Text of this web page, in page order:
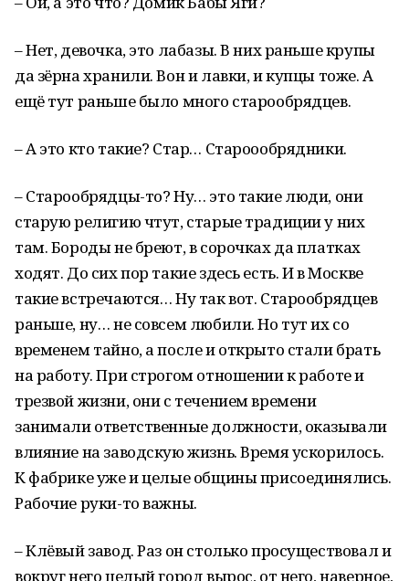
– Нет, девочка, это лабазы. В них раньше крупы
да зёрна хранили. Вон и лавки, и купцы тоже. А
ещё тут раньше было много старообрядцев.
– А это кто такие? Стар… Староообрядники.
– Старообрядцы-то? Ну… это такие люди, они
старую религию чтут, старые традиции у них
там. Бороды не бреют, в сорочках да платках
ходят. До сих пор такие здесь есть. И в Москве
такие встречаются… Ну так вот. Старообрядцев
раньше, ну… не совсем любили. Но тут их со
временем тайно, а после и открыто стали брать
на работу. При строгом отношении к работе и
трезвой жизни, они с течением времени
занимали ответственные должности, оказывали
влияние на заводскую жизнь. Время ускорилось.
К фабрике уже и целые общины присоединялись.
Рабочие руки-то важны.
– Клёвый завод. Раз он столько просуществовал и
вокруг него целый город вырос, от него, наверное,